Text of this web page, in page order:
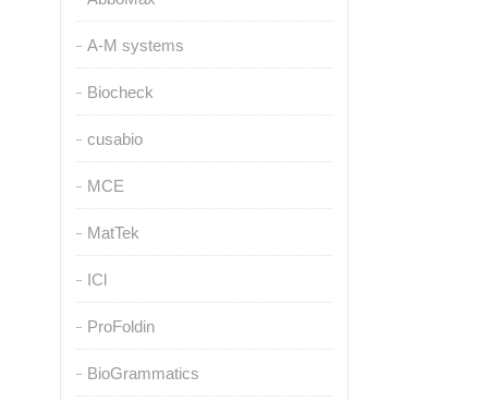
A-M systems
Biocheck
cusabio
MCE
MatTek
ICl
ProFoldin
BioGrammatics